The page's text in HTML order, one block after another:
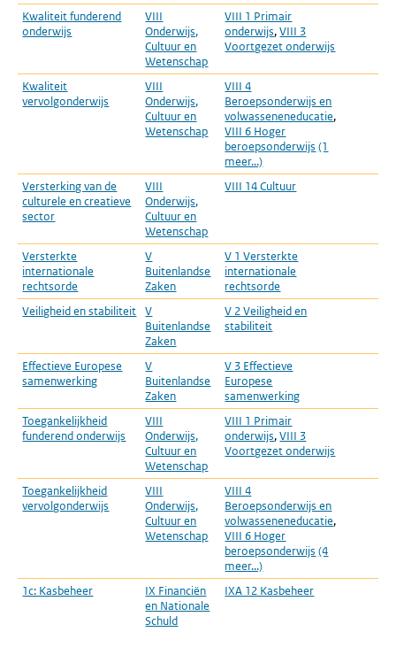
Kwaliteit funderend
onderwijs
VIII
Onderwijs,
Cultuur en
Wetenschap
VIII 1 Primair
onderwijs,VIII 3
Voortgezet onderwijs
Kwaliteit
vervolgonderwijs
VIII
Onderwijs,
Cultuur en
Wetenschap
VIII 4
Beroepsonderwijs en
volwasseneneducatie,
VIII 6 Hoger
beroepsonderwijs (1
meer...)
Versterking van de
culturele en creatieve
sector
VIII
Onderwijs,
Cultuur en
Wetenschap
VIII 14 Cultuur
Versterkte
internationale
rechtsorde
V
Buitenlandse
Zaken
V 1 Versterkte
internationale
rechtsorde
Veiligheid en stabiliteit
V
Buitenlandse
Zaken
V 2 Veiligheid en
stabiliteit
Effectieve Europese
samenwerking
V
Buitenlandse
Zaken
V 3 Effectieve
Europese
samenwerking
Toegankelijkheid
funderend onderwijs
VIII
Onderwijs,
Cultuur en
Wetenschap
VIII 1 Primair
onderwijs,VIII 3
Voortgezet onderwijs
Toegankelijkheid
vervolgonderwijs
VIII
Onderwijs,
Cultuur en
Wetenschap
VIII 4
Beroepsonderwijs en
volwasseneneducatie,
VIII 6 Hoger
beroepsonderwijs (4
meer...)
1c: Kasbeheer
IX Financiën
en Nationale
Schuld
IXA 12 Kasbeheer